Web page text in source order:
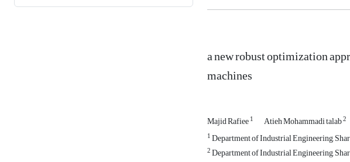
a new robust optimization
machines
Majid Rafiee1 Atieh Mohammadi talab2
1Department of Industrial Engineering,
2Department of Industrial Engineering,